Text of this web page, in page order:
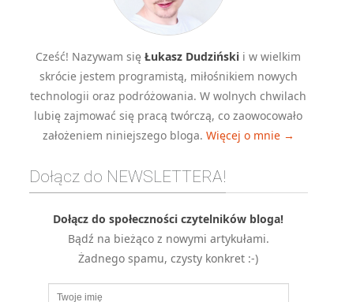
Cześć! Nazywam sięŁukasz Dudziński i w wielkim
skrócie jestem programistą, miłośnikiem nowych
technologii oraz podróżowania. W wolnych chwilach
lubię zajmować się pracą twórczą, co zaowocowało
założeniem niniejszego bloga. Więcej o mnie →
Dołącz do NEWSLETTERA!
Dołącz do społeczności czytelników bloga!
Bądź na bieżąco z nowymi artykułami.
Żadnego spamu, czysty konkret :-)